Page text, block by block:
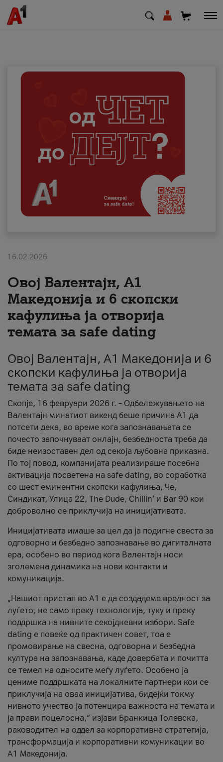
Деловни
Поддршка
Надополни кредит
Плати сметка
#ПодобарОнлајн
16.02.2026
Овој Валентајн, A1
Македонија и 6 скопски
кафулиња ја отворија
темата за safe dating
Овој Валентајн, A1 Македонија и 6
скопски кафулиња ја отворија
темата за safe dating
Скопје, 16 февруари 2026 г. – Одбележувањето на
Валентајн минатиот викенд беше причина А1 да
потсети дека, во време кога запознавањата се
почесто започнуваат онлајн, безбедноста треба да
биде неизоставен дел од секоја љубовна приказна.
По тој повод, компанијата реализираше посебна
активација посветена на safe dating, во соработка
со шест еминентни скопски кафулиња, Че,
Синдикат, Улица 22, The Dude, Chillin’ и Bar 90 кои
доброволно се приклучија на иницијативата.
Иницијативата имаше за цел да ја подигне свеста за
одговорно и безбедно запознавање во дигиталната
ера, особено во период кога Валентајн носи
зголемена динамика на нови контакти и
комуникација.
„Нашиот пристап во А1 е да создадеме вредност за
луѓето, не само преку технологија, туку и преку
поддршка на нивните секојдневни избори. Safe
dating е повеќе од практичен совет, тоа е
промовирање на свесна, одговорна и безбедна
култура на запознавања, каде довербата и почитта
се темел на односите меѓу луѓето. Особено ја
цениме поддршката на локалните партнери кои се
приклучија на оваа иницијатива, бидејќи токму
нивното учество ја потенцира важноста на темата и
ја прави поцелосна,“ изјави Бранкица Толевска,
раководител на оддел за корпоративна стратегија,
трансформација и корпоративни комуникации во
А1 Македонија.